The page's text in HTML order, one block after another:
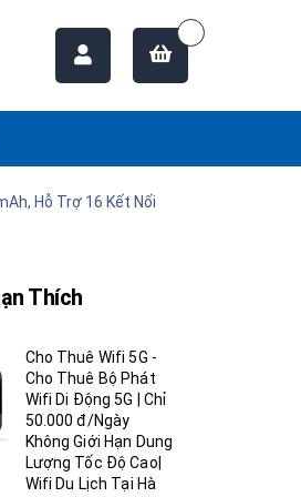
Hỗ Trợ 16 Kết Nối
Thích
Cho Thuê Wifi 5G -
Cho Thuê Bộ Phát
Wifi Di Động 5G | Chỉ
50.000 đ/Ngày
Không Giới Hạn Dung
Lượng Tốc Độ Cao|
Wifi Du Lịch Tại Hà